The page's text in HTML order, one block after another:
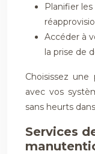
Planifier
Accéder à
la prise de
Choisissez
avec vos
sans heurts
Services